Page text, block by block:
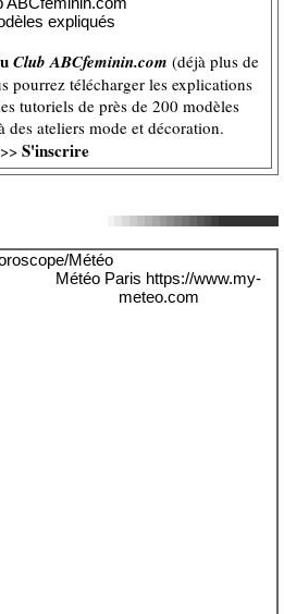
Club ABCfeminin.com (déjà plus de
pourrez télécharger les explications
tutoriels de près de 200 modèles
des ateliers mode et décoration.
S'inscrire
Météo Paris https://www.my-
meteo.com